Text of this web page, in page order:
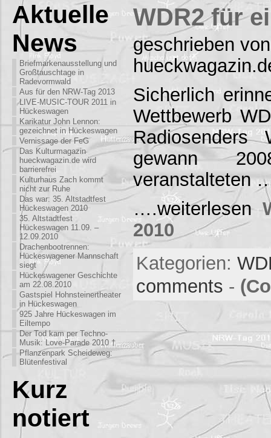
Aktuelle
News
Briefmarkenausstellung und
Großtauschtage in
Radevormwald
Aus für den NRW-Tag 2013
LIVE-MUSIC-TOUR 2011 in
Hückeswagen
Karikatur John Lennon:
gezeichnet in Hückeswagen
Vernissage der FeG
Das Kulturmagazin
hueckwagazin.de wird
barrierefrei
Kulturhaus Zach kommt
nicht zur Ruhe
Das war: 35. Altstadtfest
Hückeswagen 2010
35. Altstadtfest
Hückeswagen 11.09. –
12.09.2010
Drachenbootrennen:
Hückeswagener Mannschaft
siegt
Hückeswagener Geschichte
am 22.08.2010
Gastspiel Hohnsteinertheater
in Hückeswagen
925 Jahre Hückeswagen im
Eiltempo
Der Tod kam per Techno-
Musik: Love-Parade 2010 †
Pflanzenpark Scheideweg:
Blütenfestival
Kurz
notiert
WDR2 für
geschrieben
Sicherlich
Wettbewerb
Radiosenders
gewann
veranstalteten
….weiterlesen
2010
Kategorien:
comments -